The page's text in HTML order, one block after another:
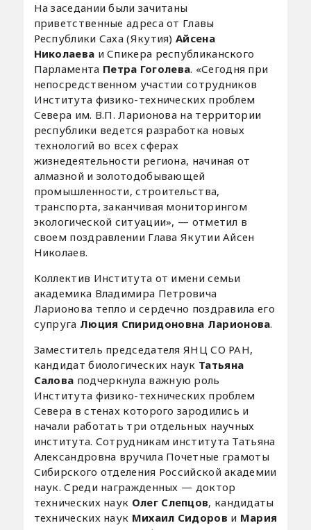
На заседании были зачитаны
приветственные адреса от Главы
Республики Саха (Якутия)Айсена
Николаева и Спикера республиканского
Парламента Петра Гоголева. «Сегодня при
непосредственном участии сотрудников
Института физико-технических проблем
Севера им. В.П. Ларионова на территории
республики ведется разработка новых
технологий во всех сферах
жизнедеятельности региона, начиная от
алмазной и золотодобывающей
промышленности, строительства,
транспорта, заканчивая мониторингом
экологической ситуации», — отметил в
своем поздравлении Глава Якутии Айсен
Николаев.
Коллектив Института от имени семьи
академика Владимира Петровича
Ларионова тепло и сердечно поздравила его
супруга Люция Спиридоновна Ларионова.
Заместитель председателя ЯНЦ СО РАН,
кандидат биологических наук Татьяна
Салова подчеркнула важную роль
Института физико-технических проблем
Севера в стенах которого зародились и
начали работать три отдельных научных
института. Сотрудникам института Татьяна
Александровна вручила Почетные грамоты
Сибирского отделения Российской академии
наук. Среди награжденных — доктор
технических наук Олег Слепцов, кандидаты
технических наук Михаил Сидоров и Мария